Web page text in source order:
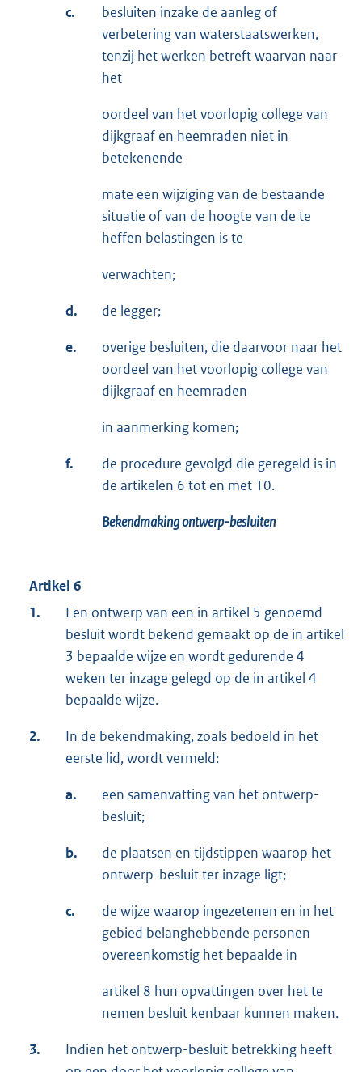
c.
besluiten inzake de aanleg of
verbetering van waterstaatswerken,
tenzij het werken betreft waarvan naar
het
oordeel van het voorlopig college van
dijkgraaf en heemraden niet in
betekenende
mate een wijziging van de bestaande
situatie of van de hoogte van de te
heffen belastingen is te
verwachten;
d. de legger;
e.
overige besluiten, die daarvoor naar het
oordeel van het voorlopig college van
dijkgraaf en heemraden
in aanmerking komen;
f.
de procedure gevolgd die geregeld is in
de artikelen 6 tot en met 10.
Bekendmaking ontwerp-besluiten
Artikel 6
1.
Een ontwerp van een in artikel 5 genoemd
besluit wordt bekend gemaakt op de in artikel
3 bepaalde wijze en wordt gedurende 4
weken ter inzage gelegd op de in artikel 4
bepaalde wijze.
2.
In de bekendmaking, zoals bedoeld in het
eerste lid, wordt vermeld:
a.
een samenvatting van het ontwerp-
besluit;
b.
de plaatsen en tijdstippen waarop het
ontwerp-besluit ter inzage ligt;
c.
de wijze waarop ingezetenen en in het
gebied belanghebbende personen
overeenkomstig het bepaalde in
artikel 8 hun opvattingen over het te
nemen besluit kenbaar kunnen maken.
3.
Indien het ontwerp-besluit betrekking heeft